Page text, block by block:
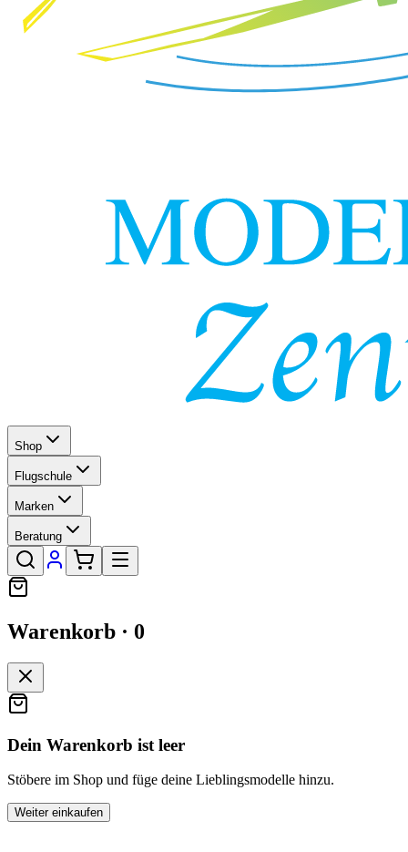
Shop
Flugschule
Marken
Beratung
Warenkorb · 0
Dein Warenkorb ist leer
Stöbere im Shop und füge deine Lieblingsmodelle hinzu.
Weiter einkaufen